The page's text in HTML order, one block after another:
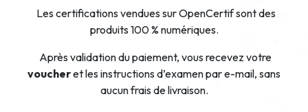
Les certifications vendues sur OpenCertif sont des
produits 100 % numériques.
Après validation du paiement, vous recevez votre
voucheret les instructions d’examen par e-mail, sans
aucun frais de livraison.